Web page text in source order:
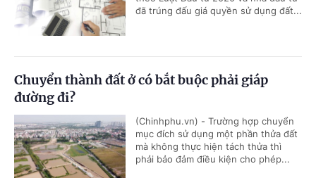
đã trúng đấu giá quyền sử dụng đất...
Chuyển thành đất ở có bắt buộc phải giáp
đường đi?
(Chinhphu.vn) - Trường hợp chuyển
mục đích sử dụng một phần thửa đất
mà không thực hiện tách thửa thì
phải bảo đảm điều kiện cho phép...